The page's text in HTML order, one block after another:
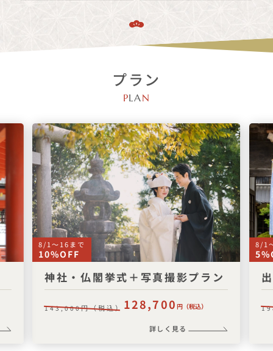
プラン
PLAN
8/1〜16まで
10%OFF
神社・仏閣挙式＋写真撮影プラン
143,000円（税込） 128,700円（税込）
詳しく見る
8/1